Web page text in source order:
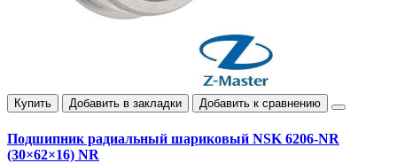
Купить Добавить в закладки Добавить к сравнению
Подшипник радиальный шариковый NSK 6206-NR
(30×62×16) NR